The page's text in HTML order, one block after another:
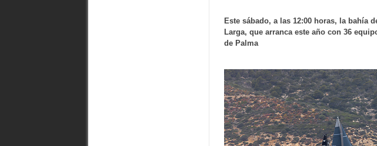
Este sábado, a las 12:00 horas, la bahía
Larga, que arranca este año con 36
de Palma